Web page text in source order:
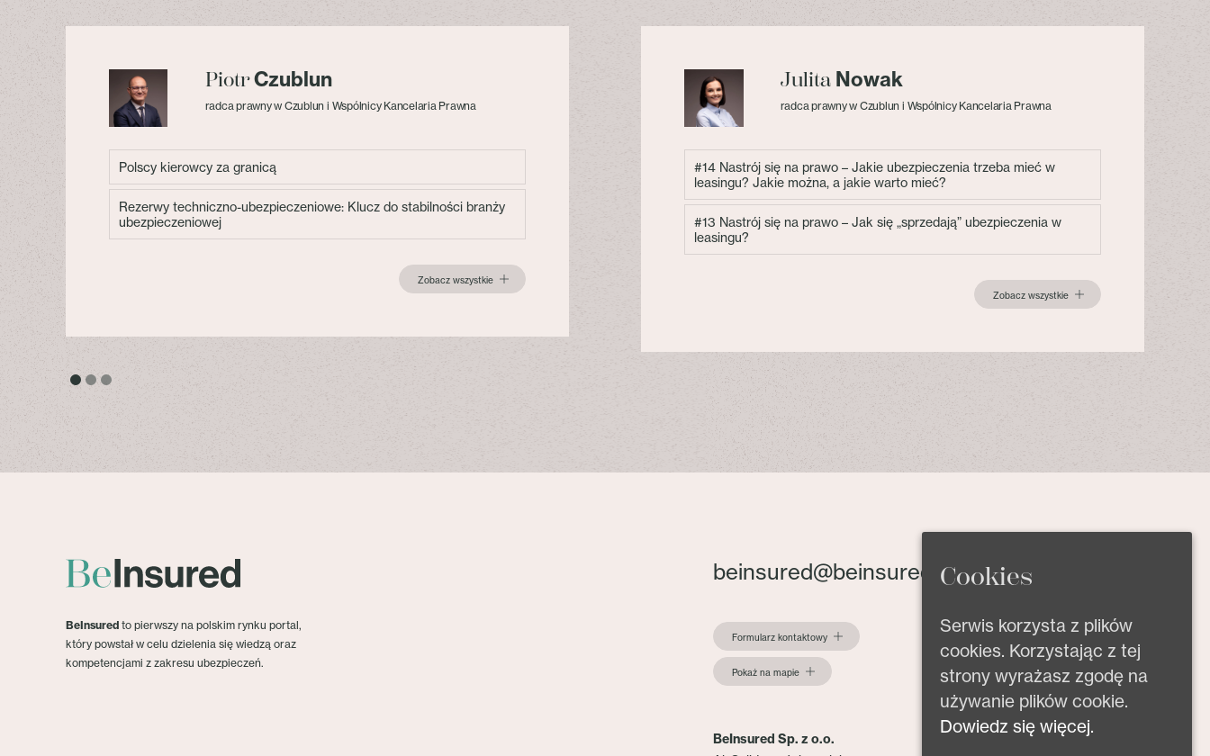
PiotrCzublun
radca prawny w Czublun i Wspólnicy Kancelaria Prawna
Polscy kierowcy za granicą
Rezerwy techniczno-ubezpieczeniowe: Klucz do stabilności branży
ubezpieczeniowej
Zobacz wszystkie
Julita Nowak
radca prawny w Czublun i Wspólnicy Kancelaria Prawna
#14 Nastrój się na prawo – Jakie ubezpieczenia trzeba mieć w
leasingu? Jakie można, a jakie warto mieć?
#13 Nastrój się na prawo – Jak się „sprzedają” ubezpieczenia w
leasingu?
Zobacz wszystkie
BeInsured to pierwszy na polskim rynku portal,
który powstał w celu dzielenia się wiedzą oraz
kompetencjami z zakresu ubezpieczeń.
beinsured@beinsured.pl
Formularz kontaktowy
Pokaż na mapie
BeInsured Sp. z o.o.
Cookies
Serwis korzysta z plików
cookies. Korzystając z tej
strony wyrażasz zgodę na
używanie plików cookie.
Dowiedz się więcej.